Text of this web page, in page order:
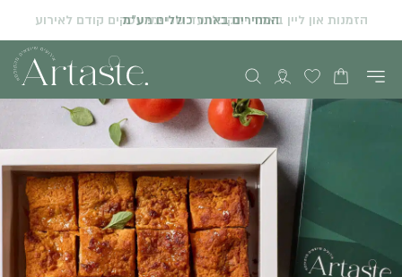
הזמנות און ליין באתר יתקבלו עד שני ימי עסקים קודם לאירוע
המחירים באתר כוללים מע"מ